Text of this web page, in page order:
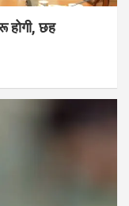
होगी, छह